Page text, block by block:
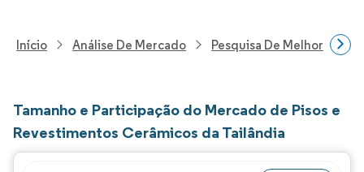
Início Análise De Mercado Pesquisa De Melhorias
Tamanho e Participação do Mercado de Pisos e
Revestimentos Cerâmicos da Tailândia